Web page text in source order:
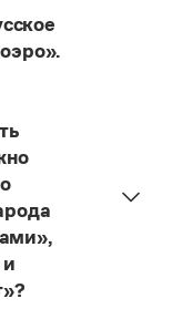
сложному
Ср.:
вы
безусловно,